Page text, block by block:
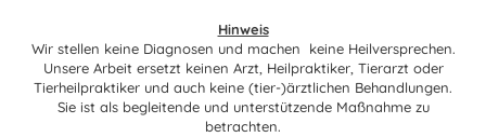
Hinweis
Wir stellen keine Diagnosen und machen keine Heilversprechen.
Unsere Arbeit ersetzt keinen Arzt, Heilpraktiker, Tierarzt oder
Tierheilpraktiker und auch keine (tier-)ärztlichen Behandlungen.
Sie ist als begleitende und unterstützende Maßnahme zu
betrachten.